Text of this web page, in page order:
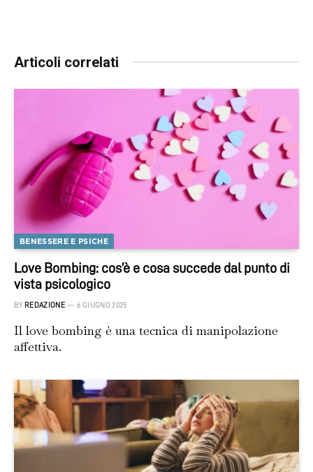
Articoli correlati
BENESSERE E PSICHE
Love Bombing: cos’è e cosa succede dal punto di
vista psicologico
BY REDAZIONE 6 GIUGNO 2025
Il love bombing è una tecnica di manipolazione
affettiva.